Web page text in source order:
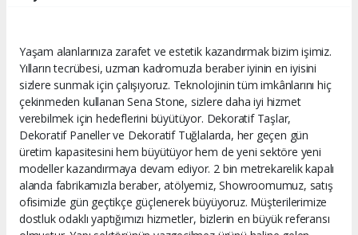
Yaşam alanlarınıza zarafet ve estetik kazandırmak bizim işimiz.
Yılların tecrübesi, uzman kadromuzla beraber iyinin en iyisini
sizlere sunmak için çalışıyoruz. Teknolojinin tüm imkânlarını hiç
çekinmeden kullanan Sena Stone, sizlere daha iyi hizmet
verebilmek için hedeflerini büyütüyor. Dekoratif Taşlar,
Dekoratif Paneller ve Dekoratif Tuğlalarda, her geçen gün
üretim kapasitesini hem büyütüyor hem de yeni sektöre yeni
modeller kazandırmaya devam ediyor. 2 bin metrekarelik kapalı
alanda fabrikamızla beraber, atölyemiz, Showroomumuz, satış
ofisimizle gün geçtikçe güçlenerek büyüyoruz. Müşterilerimize
dostluk odaklı yaptığımızı hizmetler, bizlerin en büyük referansı